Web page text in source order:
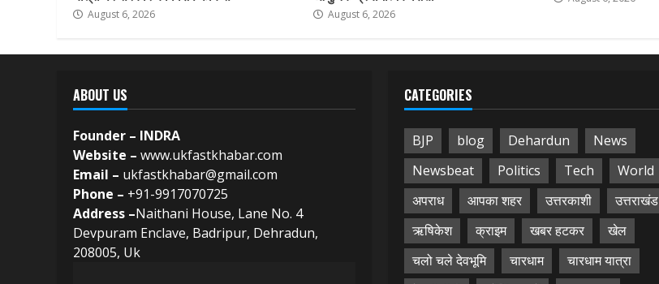
August 6, 2026 August 6, 2026
ABOUT US
Founder – INDRA
Website – www.ukfastkhabar.com
Email – ukfastkhabar@gmail.com
Phone – +91-9917070725
Address –Naithani House, Lane No. 4
Devpuram Enclave, Badripur, Dehradun,
208005, Uk
CATEGORIES
BJP blog Dehardun
News
Newsbeat
Politics Tech
World
अपराध
आपका शहर उत्तरकाशी
उत्तराखंड
ऋषिकेश
क्राइम खबर हटकर
खेल
चलो चले देवभूमि
चारधाम
चारधाम यात्रा